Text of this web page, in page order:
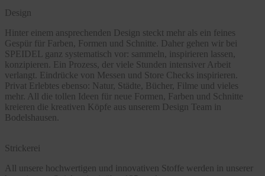
Design
Hinter einem ansprechenden Design steckt mehr als ein feines
Gespür für Farben, Formen und Schnitte. Daher gehen wir bei
SPEIDEL ganz systematisch vor: sammeln, inspirieren lassen,
konzipieren. Ein Prozess, der viele Stunden intensiver Arbeit
verlangt. Eindrücke von Messen und Store Checks inspirieren.
Privat Erlebtes ebenso: Natur, Städte, Bücher, Filme und vieles
mehr. All die tollen Ideen für neue Formen, Farben und Schnitte
kreieren die kreativen Köpfe aus unserem Design Team in
Bodelshausen.
Strickerei
All unsere hochwertigen und innovativen Stoffe werden in unserer